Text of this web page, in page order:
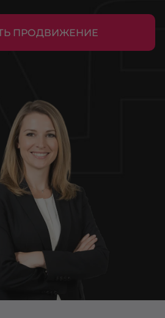
ПРОДВИЖЕНИЕ